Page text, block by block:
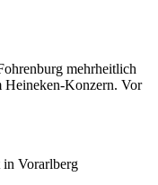
mehrheitlich
Heineken-Konzern. Vor